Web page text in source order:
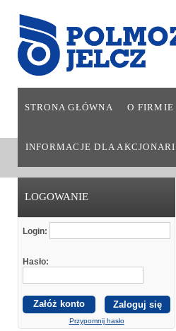
STRONA GŁÓWNA O FIRMIE
INFORMACJE DLA
LOGOWANIE
Login:
Hasło:
Załóż konto
Przypomnij hasło